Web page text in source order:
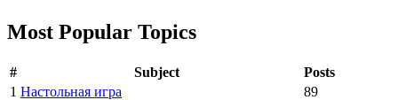
Most Popular Topics
# Subject
Posts
1 Настольная игра
89